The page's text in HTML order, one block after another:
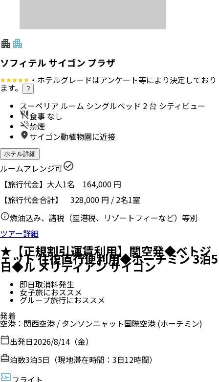
ソフィテル サイゴン プラザ
・ホテルグレードはアンケート等により決定しており
ます。 ?
スーペリア ルーム シングルベッド 2 台 シティビュー
食事 なし
禁煙
サイゴン動植物園に近接
ホテル詳細
ルームアレンジ可
【旅行代金】大人1名 164,000 円
【旅行代金合計】 328,000 円 / 2名1室
燃油込み、諸税（空港税、リゾートフィーなど）等別
ツアー詳細
★【正規割引運賃利用】関空発◆ベトジ
ェット 往復直行便利用◆ホーチミン 3泊5
日◆ル メリディアン サイゴン
即日取消料発生
女子旅におススメ
グループ旅行におススメ
発着
空港 ： 関西空港 / タンソンニャット国際空港 (ホーチミン)
出発日2026/8/14（金）
泊数3泊5日（現地滞在時間： 3日12時間）
フライト